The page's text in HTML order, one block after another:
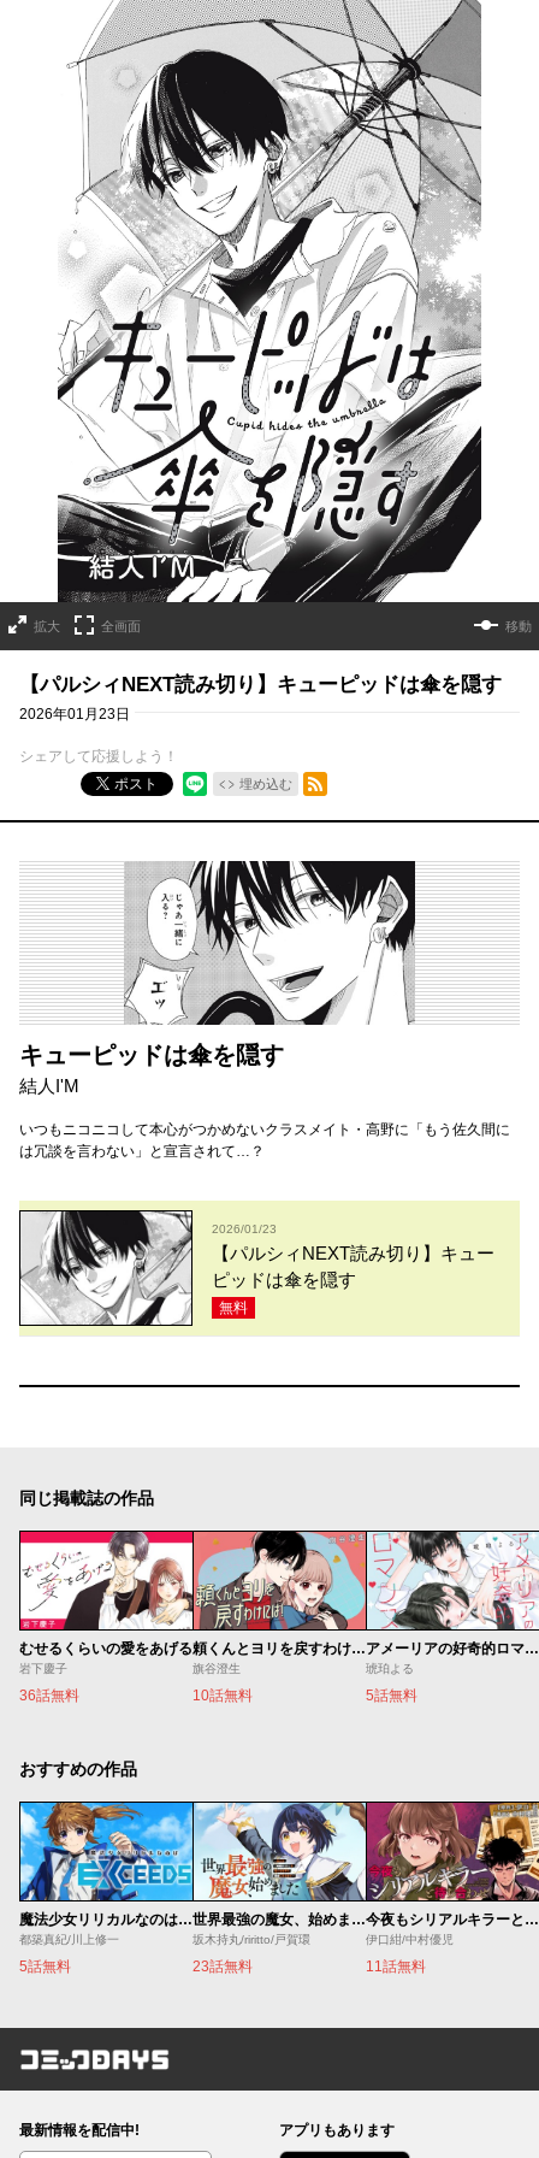
拡大 全画面 移動
【パルシィNEXT読み切り】キューピッドは傘を隠す
2026年01月23日
シェアして応援しよう！
ポスト
埋め込む
RSSフィード
キューピッドは傘を隠す
結人I'M
いつもニコニコして本心がつかめないクラスメイト・高野に「もう佐久間に
は冗談を言わない」と宣言されて…？
2026/01/23
【パルシィNEXT読み切り】キュー
ピッドは傘を隠す
無料
同じ掲載誌の作品
むせるくらいの愛をあげる
岩下慶子
36話無料
頼くんとヨリを戻すわけには！
旗谷澄生
10話無料
アメーリアの好奇的ロマンス
琥珀よる
5話無料
おすすめの作品
魔法少女リリカルなのは EXCEEDS
都築真紀/川上修一
5話無料
世界最強の魔女、始めました ～私だけ『攻略サイト』を見れる世界で自由に生きます～
坂木持丸/riritto/戸賀環
23話無料
今夜もシリアルキラーと待ち合わせ
伊口紺/中村優児
11話無料
コミックDAYS
最新情報を配信中! アプリもあります